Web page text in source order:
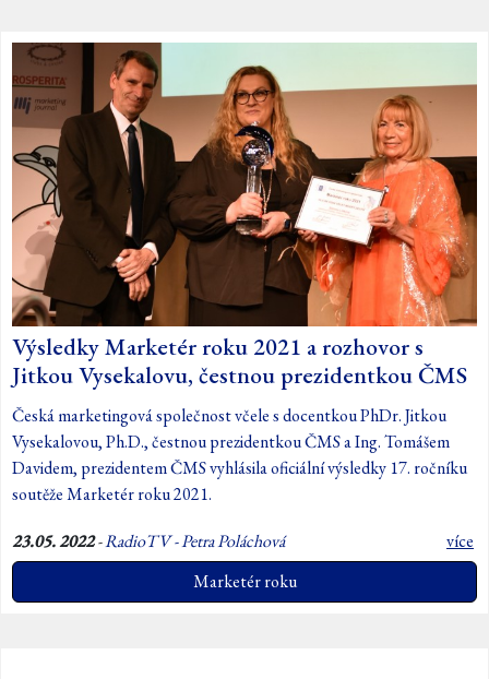
Výsledky Marketér roku 2021 a rozhovor s
Jitkou Vysekalovu, čestnou prezidentkou ČMS
Česká marketingová společnost včele s docentkou PhDr. Jitkou
Vysekalovou, Ph.D., čestnou prezidentkou ČMS a Ing. Tomášem
Davidem, prezidentem ČMS vyhlásila oficiální výsledky 17. ročníku
soutěže Marketér roku 2021.
23.05. 2022-RadioTV - Petra Poláchová
více
Marketér roku